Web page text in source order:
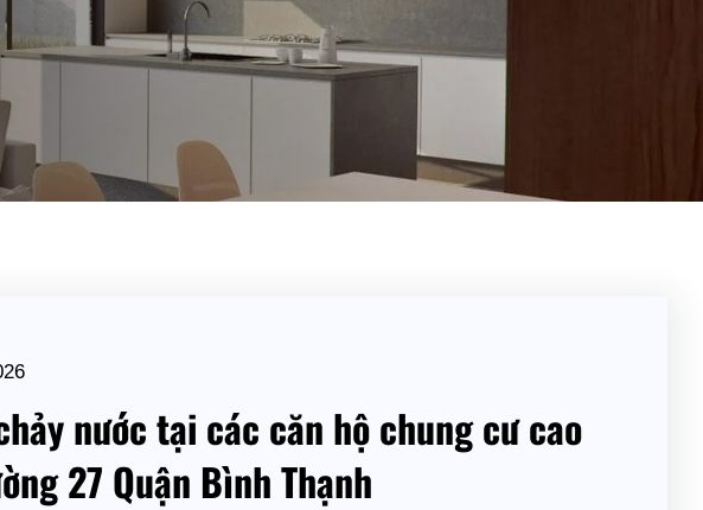
nước tại các căn hộ chung cư cao
27 Quận Bình Thạnh